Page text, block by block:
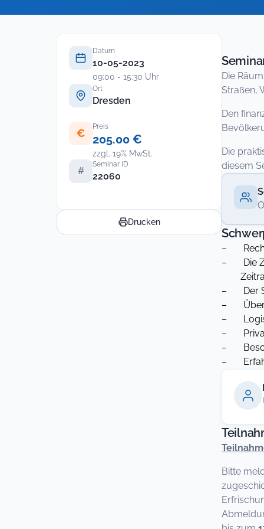
Datum
10-05-2023
09:00 - 15:30 Uhr
Ort
Dresden
€
Preis
205.00 €
zzgl. 19% MwSt.
#
Seminar ID
22060
Drucken
Die
Straßen,
Den
Die
diesem
–
– Die
– Der
–
–
–
–
–
Bitte